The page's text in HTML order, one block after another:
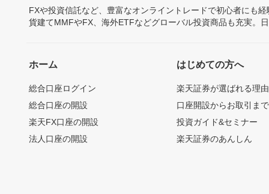
FXや投資信託など、豊富なオンライントレードで初心者にも
貨建てMMFやFX、海外ETFなどグローバル投資商品も充実。
ホーム
総合口座ログイン
総合口座の開設
楽天FX口座の開設
法人口座の開設
はじめての方へ
楽天証券が選ばれる理由
口座開設からお取引ま
投資ガイド&セミナー
楽天証券のあんしん